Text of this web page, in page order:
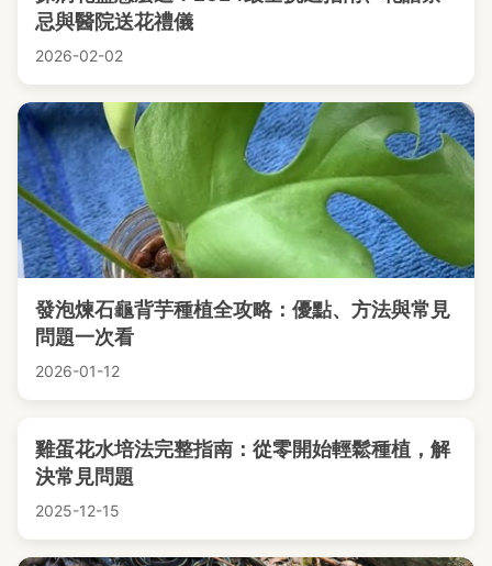
忌與醫院送花禮儀
2026-02-02
發泡煉石龜背芋種植全攻略：優點、方法與常見
問題一次看
2026-01-12
雞蛋花水培法完整指南：從零開始輕鬆種植，解
決常見問題
2025-12-15